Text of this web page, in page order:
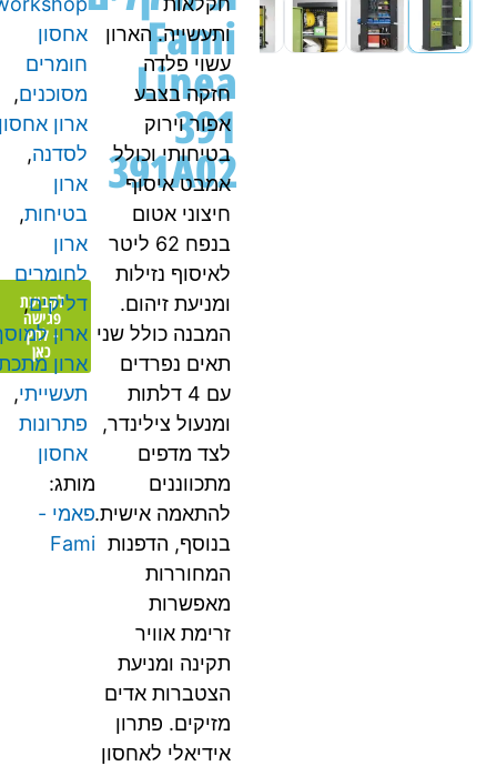
Fami
Linea
391
391A02
ותעשייה. הארון
עשוי פלדה
חזקה בצבע
אפור וירוק
בטיחותי וכולל
אמבט איסוף
חיצוני אטום
בנפח 62 ליטר
לאיסוף נזילות
ומניעת זיהום.
המבנה כולל שני
תאים נפרדים
עם 4 דלתות
ומנעול צילינדר,
לצד מדפים
מתכווננים
להתאמה אישית.
בנוסף, הדפנות
המחוררות
מאפשרות
זרימת אוויר
תקינה ומניעת
הצטברות אדים
מזיקים. פתרון
אידיאלי לאחסון
לקביעת
פגישה
- לחץ
כאן
אחסון
חומרים
מסוכנים,
ארון אחסון
לסדנה,
ארון
בטיחות,
ארון
לחומרים
דליקים,
ארון למוסך,
ארון מתכת
תעשייתי,
פתרונות
אחסון
מותג:
פאמי -
Fami